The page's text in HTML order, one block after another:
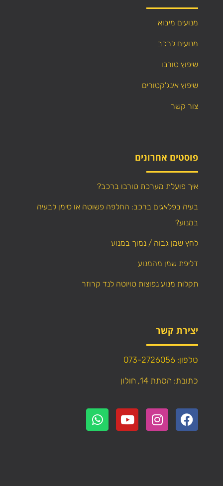
מנועים מיבוא
מנועים לרכב
שיפוץ טורבו
שיפוץ אינג'קטורים
צור קשר
פוסטים אחרונים
איך פועלת מערכת טורבו ברכב?
בעיה בפלאגים ברכב: החלפה פשוטה או סימן לבעיה
במנוע?
לחץ שמן גבוה / נמוך במנוע
דליפת שמן מהמנוע
תקלות מנוע נפוצות טויוטה לנד קרוזר
יצירת קשר
טלפון: 073-2726056
כתובת: הסתת 14, חולון